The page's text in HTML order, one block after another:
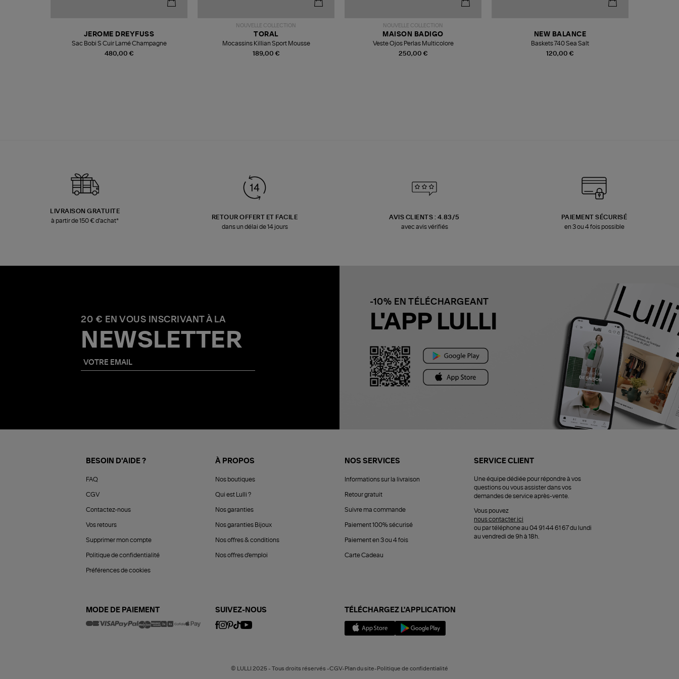
480,00 €
JEROME DREYFUSS
Sac Bobi S Cuir Lamé Champagne
NOUVELLE COLLECTION
189,00 €
TORAL
Mocassins Killian Sport Mousse
NOUVELLE COLLECTION
250,00 €
MAISON BADIGO
Veste Ojos Perlas Multicolore
120,00 €
NEW BALANCE
Baskets 740 Sea Salt
LIVRAISON GRATUITE
à partir de 150 € d'achat*
RETOUR OFFERT ET FACILE
dans un délai de 14 jours
AVIS CLIENTS : 4.83/5
avec avis vérifiés
PAIEMENT SÉCURISÉ
en 3 ou 4 fois possible
20 € EN VOUS INSCRIVANT À LA
NEWSLETTER
-10% EN TÉLÉCHARGEANT
L'APP LULLI
BESOIN D'AIDE ?
FAQ
CGV
Contactez-nous
Vos retours
Supprimer mon compte
Politique de confidentialité
Préférences de cookies
À PROPOS
Nos boutiques
Qui est Lulli ?
Nos garanties
Nos garanties Bijoux
Nos offres & conditions
Nos offres d'emploi
NOS SERVICES
Informations sur la livraison
Retour gratuit
Suivre ma commande
Paiement 100% sécurisé
Paiement en 3 ou 4 fois
Carte Cadeau
SERVICE CLIENT
Une équipe dédiée pour répondre à vos
questions ou vous assister dans vos
demandes de service après-vente.
Vous pouvez
nous contacter ici
ou par téléphone au 04 91 44 61 67 du lundi
au vendredi de 9h à 18h.
MODE DE PAIEMENT SUIVEZ-NOUS TÉLÉCHARGEZ L'APPLICATION
© LULLI 2025 - Tous droits réservés -CGV-Plan du site-Politique de confidentialité